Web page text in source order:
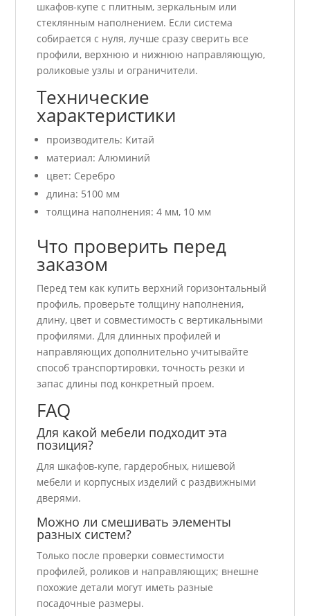
шкафов-купе с плитным, зеркальным или
стеклянным наполнением. Если система
собирается с нуля, лучше сразу сверить все
профили, верхнюю и нижнюю направляющую,
роликовые узлы и ограничители.
Технические
характеристики
производитель: Китай
материал: Алюминий
цвет: Серебро
длина: 5100 мм
толщина наполнения: 4 мм, 10 мм
Что проверить перед
заказом
Перед тем как купить верхний горизонтальный
профиль, проверьте толщину наполнения,
длину, цвет и совместимость с вертикальными
профилями. Для длинных профилей и
направляющих дополнительно учитывайте
способ транспортировки, точность резки и
запас длины под конкретный проем.
FAQ
Для какой мебели подходит эта
позиция?
Для шкафов-купе, гардеробных, нишевой
мебели и корпусных изделий с раздвижными
дверями.
Можно ли смешивать элементы
разных систем?
Только после проверки совместимости
профилей, роликов и направляющих; внешне
похожие детали могут иметь разные
посадочные размеры.